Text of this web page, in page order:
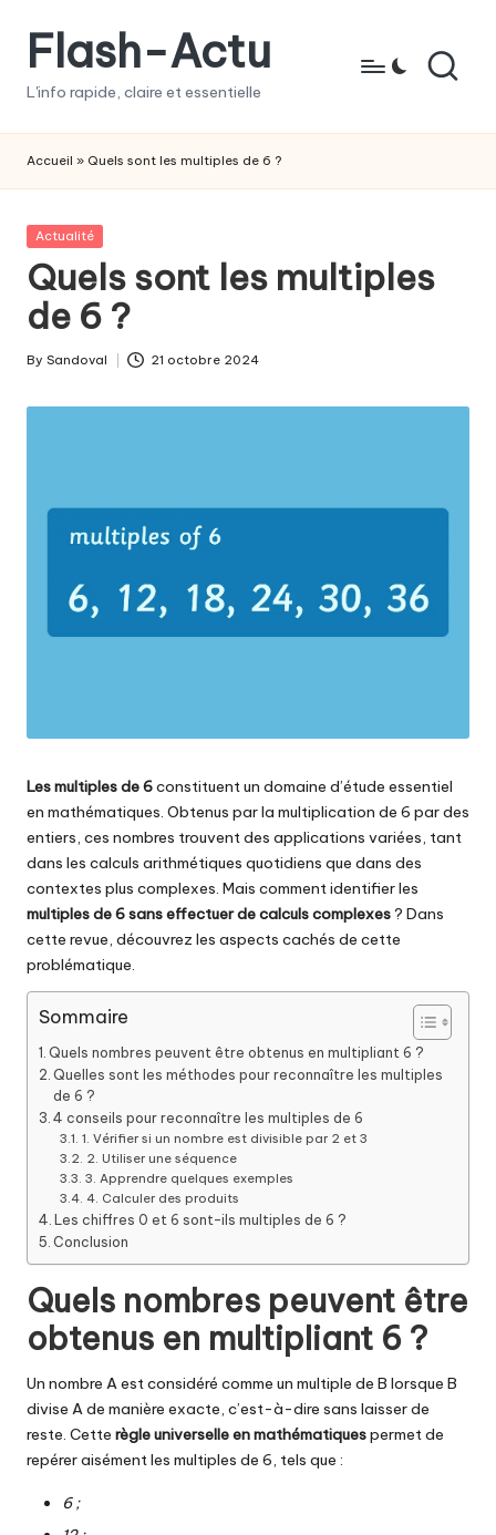
content
Flash-Actu
L'info rapide, claire et essentielle
Accueil » Quels sont les multiples de 6 ?
Posted
Actualité
Quels sont les multiples
de 6 ?
Posted
By Sandoval 21 octobre 2024
Les multiples de 6constituent un domaine d’étude essentiel
en mathématiques. Obtenus par la multiplication de 6 par des
entiers, ces nombres trouvent des applications variées, tant
dans les calculs arithmétiques quotidiens que dans des
contextes plus complexes. Mais comment identifier les
multiples de 6 sans effectuer de calculs complexes? Dans
cette revue, découvrez les aspects cachés de cette
problématique.
Sommaire
Quels nombres peuvent être obtenus en multipliant 6 ?
Quelles sont les méthodes pour reconnaître les multiples
de 6 ?
4 conseils pour reconnaître les multiples de 6
1. Vérifier si un nombre est divisible par 2 et 3
2. Utiliser une séquence
3. Apprendre quelques exemples
4. Calculer des produits
Les chiffres 0 et 6 sont-ils multiples de 6 ?
Conclusion
Quels nombres peuvent être
obtenus en multipliant 6 ?
Un nombre A est considéré comme un multiple de B lorsque B
divise A de manière exacte, c’est-à-dire sans laisser de
reste. Cette règle universelle en mathématiquespermet de
repérer aisément les multiples de 6, tels que :
6 ;